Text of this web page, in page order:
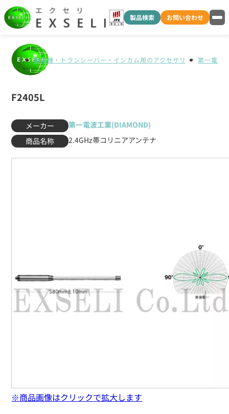
製品検索 お問い合わせ
無線機・トランシーバー・インカム用のアクセサリ 第一電波
F2405L
メーカー
第一電波工業(DIAMOND)
商品名称
2.4GHz帯コリニアアンテナ
※商品画像はクリックで拡大します